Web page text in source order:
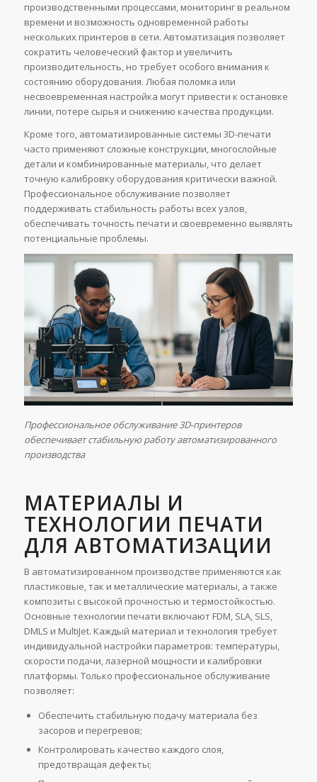
производственными процессами, мониторинг в реальном
времени и возможность одновременной работы
нескольких принтеров в сети. Автоматизация позволяет
сократить человеческий фактор и увеличить
производительность, но требует особого внимания к
состоянию оборудования. Любая поломка или
несвоевременная настройка могут привести к остановке
линии, потере сырья и снижению качества продукции.
Кроме того, автоматизированные системы 3D-печати
часто применяют сложные конструкции, многослойные
детали и комбинированные материалы, что делает
точную калибровку оборудования критически важной.
Профессиональное обслуживание позволяет
поддерживать стабильность работы всех узлов,
обеспечивать точность печати и своевременно выявлять
потенциальные проблемы.
Профессиональное обслуживание 3D-принтеров
обеспечивает стабильную работу автоматизированного
производства
МАТЕРИАЛЫ И
ТЕХНОЛОГИИ ПЕЧАТИ
ДЛЯ АВТОМАТИЗАЦИИ
В автоматизированном производстве применяются как
пластиковые, так и металлические материалы, а также
композиты с высокой прочностью и термостойкостью.
Основные технологии печати включают FDM, SLA, SLS,
DMLS и MultiJet. Каждый материал и технология требует
индивидуальной настройки параметров: температуры,
скорости подачи, лазерной мощности и калибровки
платформы. Только профессиональное обслуживание
позволяет:
Обеспечить стабильную подачу материала без
засоров и перегревов;
Контролировать качество каждого слоя,
предотвращая дефекты;